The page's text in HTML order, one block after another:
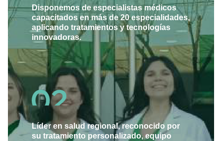
Disponemos de especialistas médicos
capacitados en más de 20 especialidades,
aplicando tratamientos y tecnologías
innovadoras.
Líder en salud regional, reconocido por
su tratamiento personalizado, equipo